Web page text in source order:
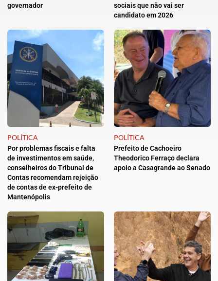
governador
sociais que não vai ser
candidato em 2026
POLÍTICA
Por problemas fiscais e falta
de investimentos em saúde,
conselheiros do Tribunal de
Contas recomendam rejeição
de contas de ex-prefeito de
Mantenópolis
POLÍTICA
Prefeito de Cachoeiro
Theodorico Ferraço declara
apoio a Casagrande ao Senado